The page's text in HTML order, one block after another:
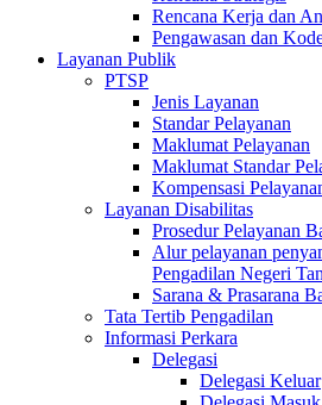
Rencana Kerja dan
Pengawasan dan
Layanan Publik
PTSP
Jenis Layanan
Standar Pelayanan
Maklumat Pelayanan
Maklumat Standar
Kompensasi
Layanan Disabilitas
Prosedur Pelayanan
Alur pelayanan
Pengadilan Negeri
Sarana & Prasarana
Tata Tertib Pengadilan
Informasi Perkara
Delegasi
Delegasi Keluar